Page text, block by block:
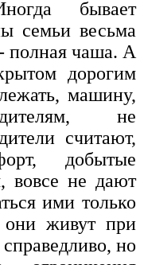
бывает
семьи весьма
полная чаша. А
дорогим
машину,
не
считают,
добытые
вовсе не дают
ими только
живут при
но